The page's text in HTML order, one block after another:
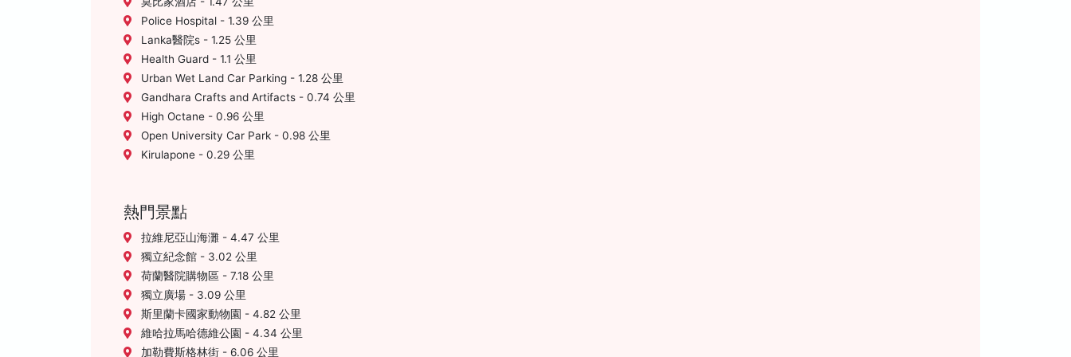
Police Hospital - 1.39 公里
Lanka醫院s - 1.25 公里
Health Guard - 1.1 公里
Urban Wet Land Car Parking - 1.28 公里
Gandhara Crafts and Artifacts - 0.74 公里
High Octane - 0.96 公里
Open University Car Park - 0.98 公里
Kirulapone - 0.29 公里
熱門景點
拉維尼亞山海灘 - 4.47 公里
獨立紀念館 - 3.02 公里
荷蘭醫院購物區 - 7.18 公里
獨立廣場 - 3.09 公里
斯里蘭卡國家動物園 - 4.82 公里
維哈拉馬哈德維公園 - 4.34 公里
加勒費斯格林街 - 6.06 公里